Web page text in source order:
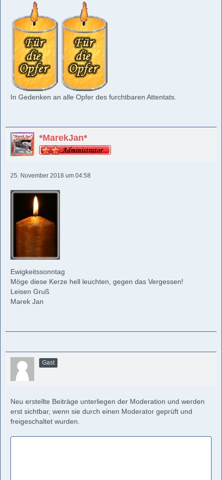
In Gedenken an alle Opfer des furchtbaren Attentats.
*MarekJan*
25. November 2018 um 04:58
Ewigkeitssonntag
Möge diese Kerze hell leuchten, gegen das Vergessen!
Leisen Gruß
Marek Jan
Gast
Neu erstellte Beiträge unterliegen der Moderation und werden
erst sichtbar, wenn sie durch einen Moderator geprüft und
freigeschaltet wurden.